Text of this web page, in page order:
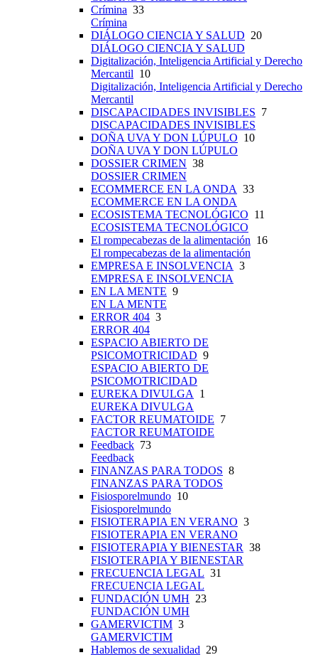
Crímina 33
Crímina
DIÁLOGO CIENCIA Y SALUD 20
DIÁLOGO CIENCIA Y SALUD
Digitalización, Inteligencia Artificial y Derecho
Mercantil 10
Digitalización, Inteligencia Artificial y Derecho
Mercantil
DISCAPACIDADES INVISIBLES 7
DISCAPACIDADES INVISIBLES
DOÑA UVA Y DON LÚPULO 10
DOÑA UVA Y DON LÚPULO
DOSSIER CRIMEN 38
DOSSIER CRIMEN
ECOMMERCE EN LA ONDA 33
ECOMMERCE EN LA ONDA
ECOSISTEMA TECNOLÓGICO 11
ECOSISTEMA TECNOLÓGICO
El rompecabezas de la alimentación 16
El rompecabezas de la alimentación
EMPRESA E INSOLVENCIA 3
EMPRESA E INSOLVENCIA
EN LA MENTE 9
EN LA MENTE
ERROR 404 3
ERROR 404
ESPACIO ABIERTO DE
PSICOMOTRICIDAD 9
ESPACIO ABIERTO DE
PSICOMOTRICIDAD
EUREKA DIVULGA 1
EUREKA DIVULGA
FACTOR REUMATOIDE 7
FACTOR REUMATOIDE
Feedback 73
Feedback
FINANZAS PARA TODOS 8
FINANZAS PARA TODOS
Fisiosporelmundo 10
Fisiosporelmundo
FISIOTERAPIA EN VERANO 3
FISIOTERAPIA EN VERANO
FISIOTERAPIA Y BIENESTAR 38
FISIOTERAPIA Y BIENESTAR
FRECUENCIA LEGAL 31
FRECUENCIA LEGAL
FUNDACIÓN UMH 23
FUNDACIÓN UMH
GAMERVICTIM 3
GAMERVICTIM
Hablemos de sexualidad 29